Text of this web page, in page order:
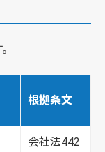
根拠条文
会社法442